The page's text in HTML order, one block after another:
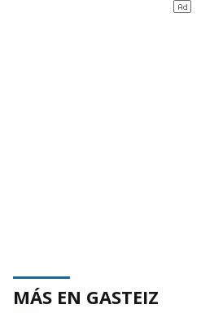
MÁS EN GASTEIZ